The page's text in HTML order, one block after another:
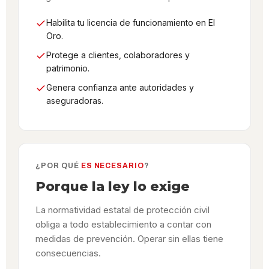
Habilita tu licencia de funcionamiento en El
Oro.
Protege a clientes, colaboradores y
patrimonio.
Genera confianza ante autoridades y
aseguradoras.
¿POR QUÉ ES NECESARIO?
Porque la ley lo exige
La normatividad estatal de protección civil
obliga a todo establecimiento a contar con
medidas de prevención. Operar sin ellas tiene
consecuencias.